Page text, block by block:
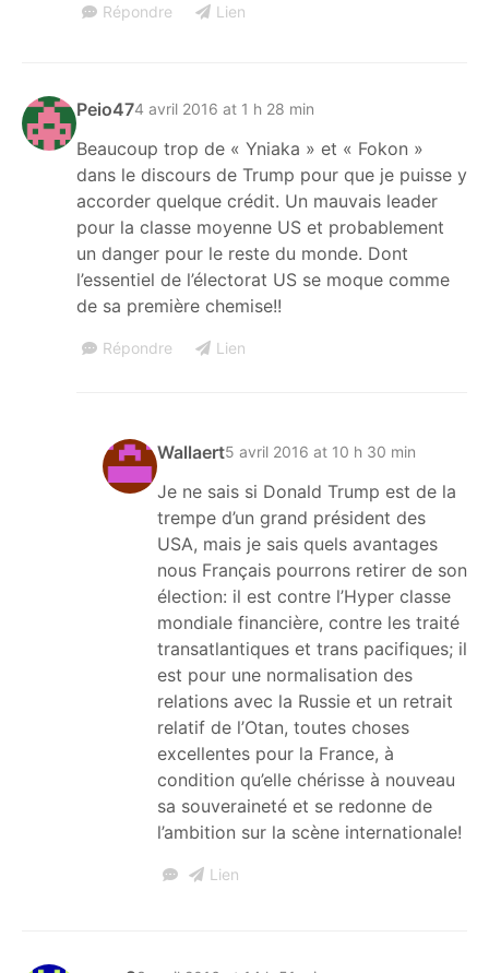
Répondre Lien
Peio474 avril 2016 at 1 h 28 min
Beaucoup trop de « Yniaka » et « Fokon »
dans le discours de Trump pour que je puisse y
accorder quelque crédit. Un mauvais leader
pour la classe moyenne US et probablement
un danger pour le reste du monde. Dont
l’essentiel de l’électorat US se moque comme
de sa première chemise!!
Répondre Lien
Wallaert5 avril 2016 at 10 h 30 min
Je ne sais si Donald Trump est de la
trempe d’un grand président des
USA, mais je sais quels avantages
nous Français pourrons retirer de son
élection: il est contre l’Hyper classe
mondiale financière, contre les traité
transatlantiques et trans pacifiques; il
est pour une normalisation des
relations avec la Russie et un retrait
relatif de l’Otan, toutes choses
excellentes pour la France, à
condition qu’elle chérisse à nouveau
sa souveraineté et se redonne de
l’ambition sur la scène internationale!
Lien